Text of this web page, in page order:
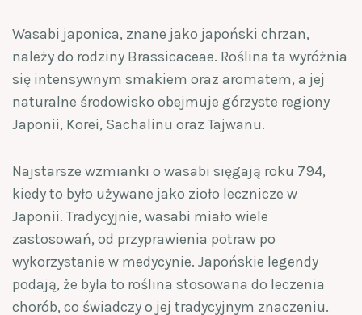
Wasabi japonica, znane jako japoński chrzan,
należy do rodziny Brassicaceae. Roślina ta wyróżnia
się intensywnym smakiem oraz aromatem, a jej
naturalne środowisko obejmuje górzyste regiony
Japonii, Korei, Sachalinu oraz Tajwanu.
Najstarsze wzmianki o wasabi sięgają roku 794,
kiedy to było używane jako zioło lecznicze w
Japonii. Tradycyjnie, wasabi miało wiele
zastosowań, od przyprawienia potraw po
wykorzystanie w medycynie. Japońskie legendy
podają, że była to roślina stosowana do leczenia
chorób, co świadczy o jej tradycyjnym znaczeniu.